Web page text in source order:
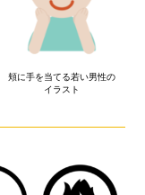
頬に手を当てる若い男性の
イラスト